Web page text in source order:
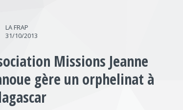
LA FRAP
31/10/2013
Missions Jeanne
gère un orphelinat à